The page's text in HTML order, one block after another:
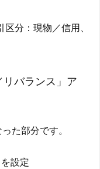
分：現物／信用、
バランス」ア
た部分です。
設定